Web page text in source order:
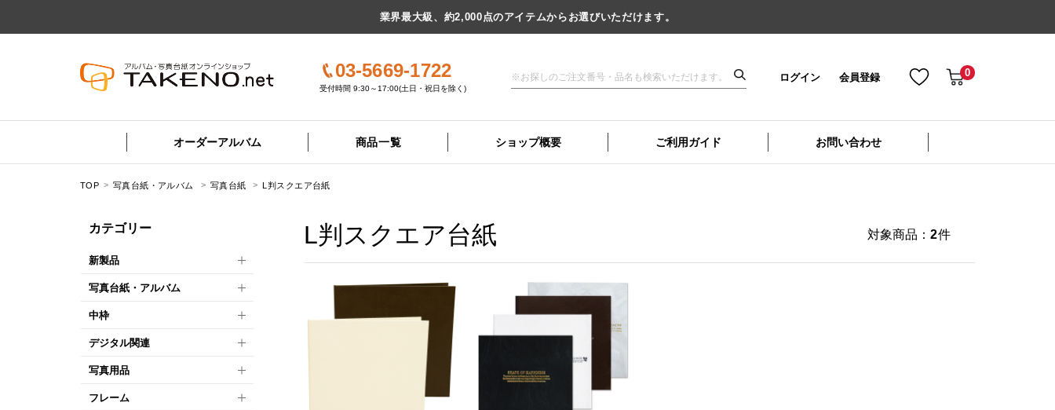
業界最大級、約2,000点のアイテムからお選びいただけます。
03-5669-1722
受付時間 9:30～17:00(土日・祝日を除く)
ログイン 会員登録 0
オーダーアルバム 商品一覧 ショップ概要 ご利用ガイド お問い合わせ
TOP 写真台紙・アルバム 写真台紙 L判スクエア台紙
カテゴリー
新製品
写真台紙・アルバム
中枠
デジタル関連
写真用品
フレーム
L判スクエア台紙 対象商品： 2件